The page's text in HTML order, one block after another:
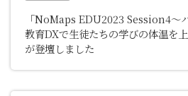
「NoMaps EDU2023 Session4〜
教育DXで生徒たちの学びの体温を
が登壇しました